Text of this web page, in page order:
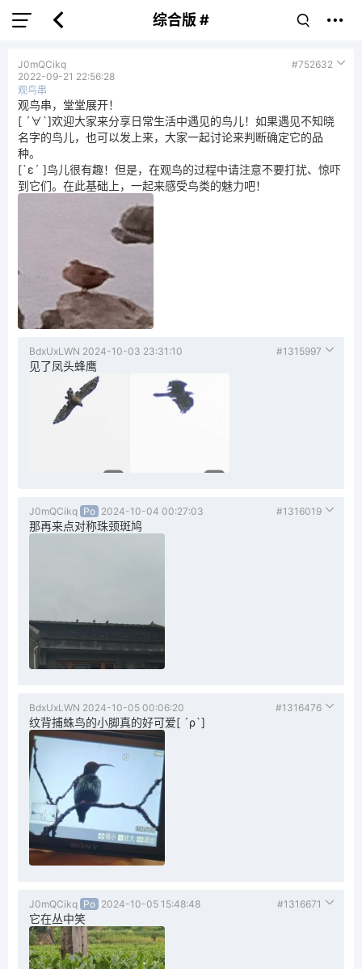
综合版 #
J0mQCikq
#752632
2022-09-21 22:56:28
观鸟串
观鸟串，堂堂展开！
[ ´∀`]欢迎大家来分享日常生活中遇见的鸟儿！如果遇见不知晓
名字的鸟儿，也可以发上来，大家一起讨论来判断确定它的品
种。
[`ε´ ]鸟儿很有趣！但是，在观鸟的过程中请注意不要打扰、惊吓
到它们。在此基础上，一起来感受鸟类的魅力吧！
BdxUxLWN 2024-10-03 23:31:10 #1315997
见了凤头蜂鹰
J0mQCikq Po 2024-10-04 00:27:03 #1316019
那再来点对称珠颈斑鸠
BdxUxLWN 2024-10-05 00:06:20 #1316476
纹背捕蛛鸟的小脚真的好可爱[ ´ρ`]
J0mQCikq Po 2024-10-05 15:48:48 #1316671
它在丛中笑